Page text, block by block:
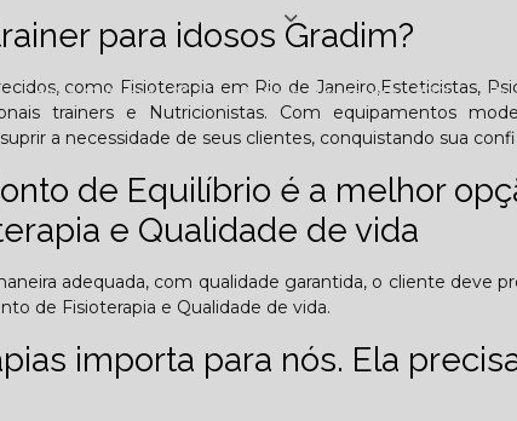
Edição Outubro - 2025 Edição Novembro - 2025
para idosos Gradim?
como Fisioterapia em Rio de Janeiro,Esteticistas,
trainers e Nutricionistas. Com equipamentos
a necessidade de seus clientes, conquistando sua
de Equilíbrio é a melhor
e Qualidade de vida
adequada, com qualidade garantida, o cliente deve
de Fisioterapia e Qualidade de vida.
importa para nós. Ela